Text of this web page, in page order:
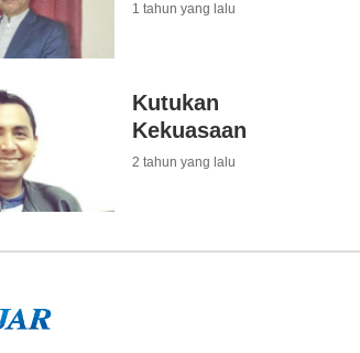
1 tahun yang lalu
Kutukan
Kekuasaan
2 tahun yang lalu